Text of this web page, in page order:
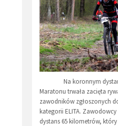
Na koronnym
Maratonu trwała zacięta
zawodników zgłoszonych
kategorii ELITA.
dystans 65 kilometrów,